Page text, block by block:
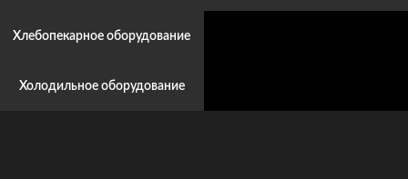
Хлебопекарное оборудование
Холодильное оборудование